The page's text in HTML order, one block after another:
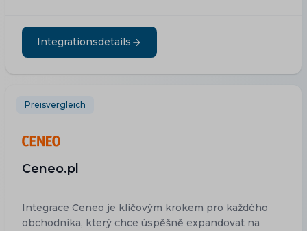
Integrationsdetails
Preisvergleich
Ceneo.pl
Integrace Ceneo je klíčovým krokem pro každého
obchodníka, který chce úspěšně expandovat na